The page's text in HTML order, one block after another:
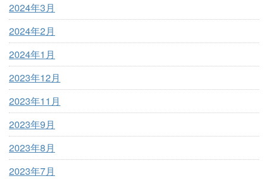
2024年3月
2024年2月
2024年1月
2023年12月
2023年11月
2023年9月
2023年8月
2023年7月